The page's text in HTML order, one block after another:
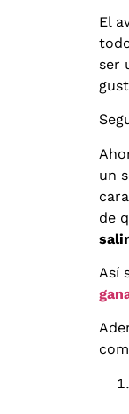
El
ser
un
de
Así